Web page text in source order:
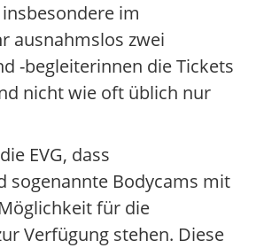
im
ausnahmslos zwei
-begleiterinnen die Tickets
nicht wie oft üblich nur
EVG, dass
sogenannte Bodycams mit
für die
Verfügung stehen. Diese